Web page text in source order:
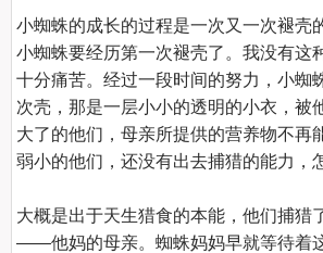
小蜘蛛的成长的过程是一次又一次褪壳
小蜘蛛要经历第一次褪壳了。我没有这
十分痛苦。经过一段时间的努力，小蜘
次壳，那是一层小小的透明的小衣，被
大了的他们，母亲所提供的营养物不再
弱小的他们，还没有出去捕猎的能力，
大概是出于天生猎食的本能，他们捕猎
——他妈的母亲。蜘蛛妈妈早就等待着